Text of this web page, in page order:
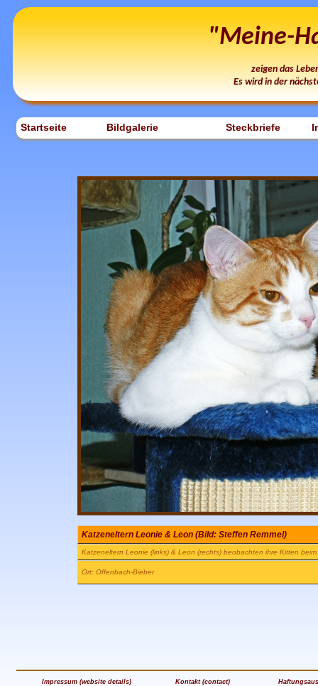
"Meine-
zeigen das
Es wird in der
Startseite Bildgalerie Steckbriefe
Katzeneltern Leonie & Leon (Bild: Steffen Remmel)
Katzeneltern Leonie (links) & Leon (rechts) beobachten ihre Kitten
Ort: Offenbach-Bieber
Impressum (website details) Kontakt (contact)